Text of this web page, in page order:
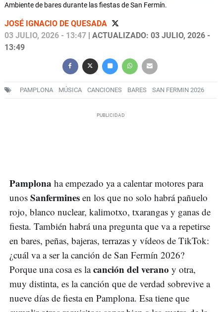
Ambiente de bares durante las fiestas de San Fermín.
JOSÉ IGNACIO DE QUESADA
03 JULIO, 2026 - 13:47 | ACTUALIZADO: 03 JULIO, 2026 -
13:49
PAMPLONA MÚSICA CANCIONES BARES SAN FERMIN 2026
Pamplona ha empezado ya a calentar motores para
unos Sanfermines en los que no solo habrá pañuelo
rojo, blanco nuclear, kalimotxo, txarangas y ganas de
fiesta. También habrá una pregunta que va a repetirse
en bares, peñas, bajeras, terrazas y vídeos de TikTok:
¿cuál va a ser la canción de San Fermín 2026?
Porque una cosa es lacanción del verano y otra,
muy distinta, es la canción que de verdad sobrevive a
nueve días de fiesta en Pamplona. Esa tiene que